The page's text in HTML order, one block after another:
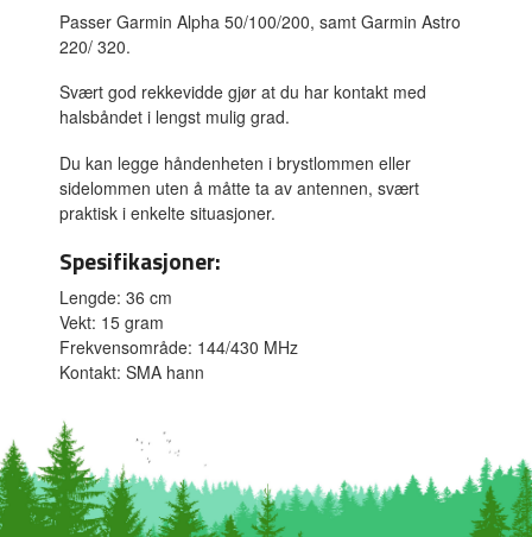
Passer Garmin Alpha 50/100/200, samt Garmin Astro
220/ 320.
Svært god rekkevidde gjør at du har kontakt med
halsbåndet i lengst mulig grad.
Du kan legge håndenheten i brystlommen eller
sidelommen uten å måtte ta av antennen, svært
praktisk i enkelte situasjoner.
Spesifikasjoner:
Lengde: 36 cm
Vekt: 15 gram
Frekvensområde: 144/430 MHz
Kontakt: SMA hann